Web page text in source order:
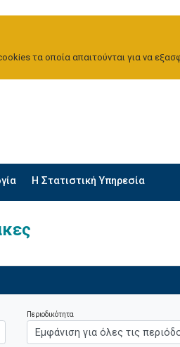
τα οποία απαιτούνται για να
H Στατιστική Υπηρεσία
Περιοδικότητα